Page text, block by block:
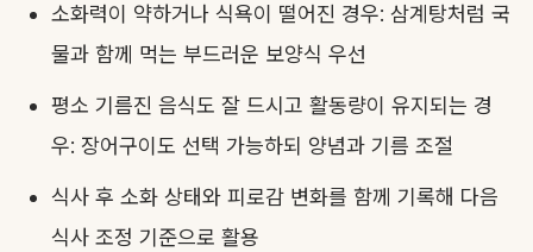
소화력이 약하거나 식욕이 떨어진 경우: 삼계탕처럼 국
물과 함께 먹는 부드러운 보양식 우선
평소 기름진 음식도 잘 드시고 활동량이 유지되는 경
우: 장어구이도 선택 가능하되 양념과 기름 조절
식사 후 소화 상태와 피로감 변화를 함께 기록해 다음
식사 조정 기준으로 활용